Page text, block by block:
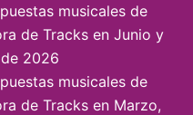
musicales de
de Tracks en Junio y
2026
musicales de
de Tracks en Marzo,